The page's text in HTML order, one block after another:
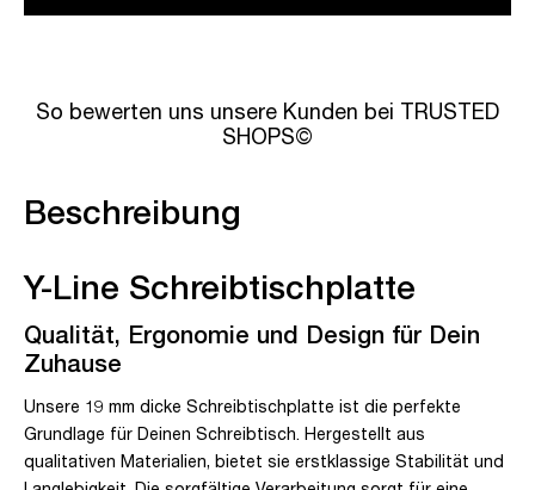
So bewerten uns unsere Kunden bei TRUSTED
SHOPS©
Beschreibung
Y-Line Schreibtischplatte
Qualität, Ergonomie und Design für Dein
Zuhause
Unsere 19 mm dicke Schreibtischplatte ist die perfekte
Grundlage für Deinen Schreibtisch. Hergestellt aus
qualitativen Materialien, bietet sie erstklassige Stabilität und